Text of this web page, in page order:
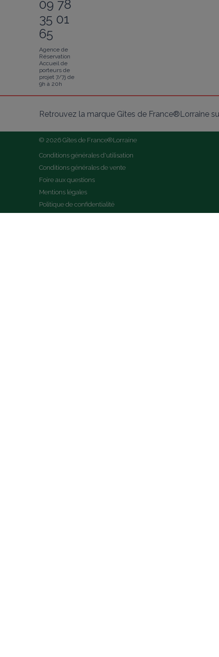
09 78
35 01
65
Agence de
Réservation
Accueil de
porteurs de
projet 7/7j de
9h à 20h
Retrouvez la marque Gîtes de France®Lorraine
© 2026 Gîtes de France®Lorraine
Conditions générales d'utilisation
Conditions générales de vente
Foire aux questions
Mentions légales
Politique de confidentialité